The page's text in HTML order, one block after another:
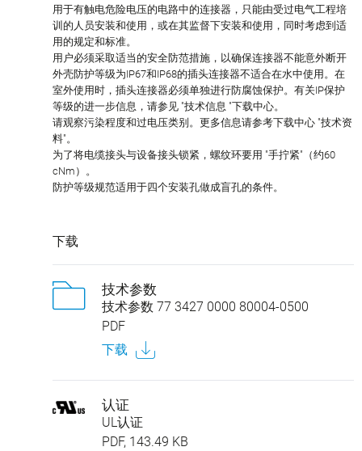
用于有触电危险电压的电路中的连接器，只能由受过电气工程培
训的人员安装和使用，或在其监督下安装和使用，同时考虑到适
用的规定和标准。
用户必须采取适当的安全防范措施，以确保连接器不能意外断开
外壳防护等级为IP67和IP68的插头连接器不适合在水中使用。在
室外使用时，插头连接器必须单独进行防腐蚀保护。有关IP保护
等级的进一步信息，请参见 "技术信息 "下载中心。
请观察污染程度和过电压类别。更多信息请参考下载中心 "技术资
料"。
为了将电缆接头与设备接头锁紧，螺纹环要用 "手拧紧"（约60
cNm）。
防护等级规范适用于四个安装孔做成盲孔的条件。
下载
技术参数
技术参数 77 3427 0000 80004-0500
PDF
下载
认证
UL认证
PDF, 143.49 KB